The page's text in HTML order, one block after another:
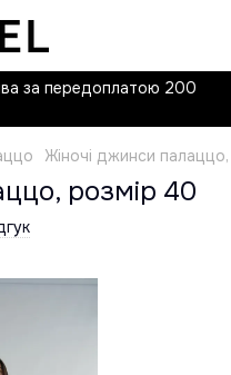
за передоплатою 200
Жіночі джинси
розмір 40